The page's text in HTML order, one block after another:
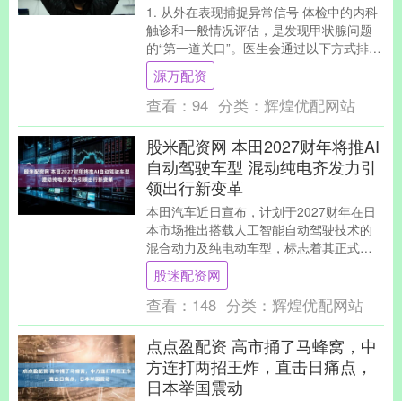
1. 从外在表现捕捉异常信号 体检中的内科
触诊和一般情况评估，是发现甲状腺问题
的“第一道关口”。医生会通过以下方式排查
异常： 甲状腺触诊：医生会用手触摸儿童
颈部....
源万配资
查看： 94 分类： 辉煌优配网站
股米配资网 本田2027财年将推AI
自动驾驶车型 混动纯电齐发力引
领出行新变革
本田汽车近日宣布，计划于2027财年在日
本市场推出搭载人工智能自动驾驶技术的
混合动力及纯电动车型，标志着其正式进
入AI自动驾驶量产阶段。这一决策旨在通过
技术革新....
股迷配资网
查看： 148 分类： 辉煌优配网站
点点盈配资 高市捅了马蜂窝，中
方连打两招王炸，直击日痛点，
日本举国震动